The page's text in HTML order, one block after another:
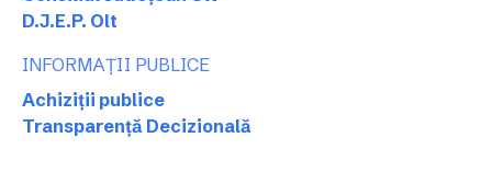
D.J.E.P. Olt
INFORMAȚII PUBLICE
Achiziții publice
Transparență Decizională